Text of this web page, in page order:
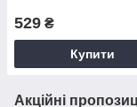
529 ₴
Купити
Акційні